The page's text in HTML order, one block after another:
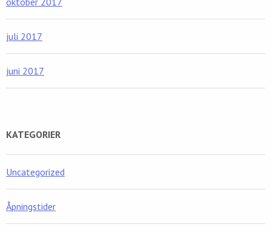
juli 2017
juni 2017
KATEGORIER
Uncategorized
Åpningstider